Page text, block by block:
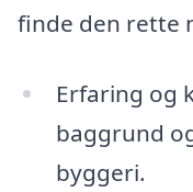
finde den rette
Erfaring og
baggrund
byggeri.